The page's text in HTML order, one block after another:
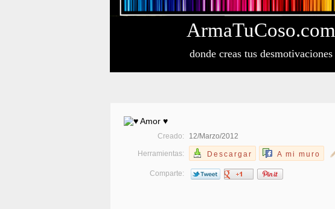
ArmaTuCoso.com
donde creas tus desmotivaciones
Creado: 12/Marzo/2012
Herramientas: Descargar A mi muro
Comparte: